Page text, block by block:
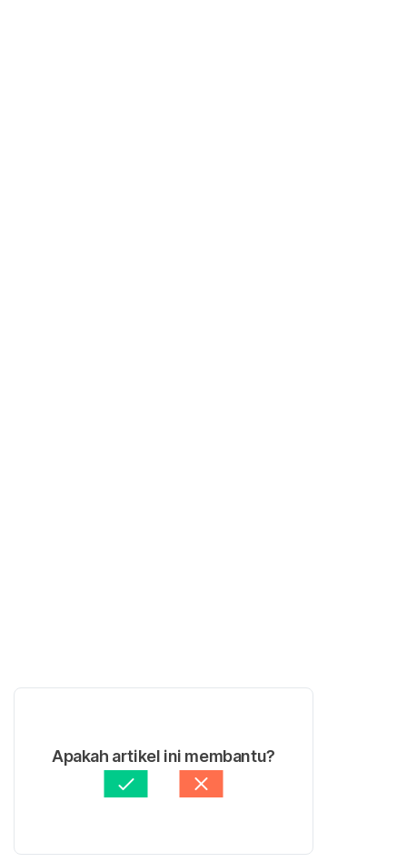
Apakah artikel ini membantu?